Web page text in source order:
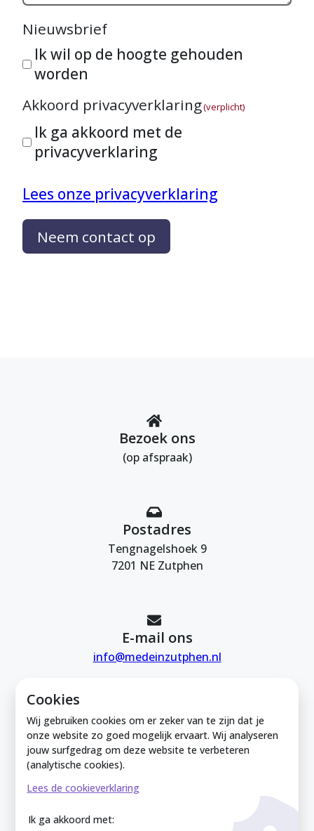
Cookies
Wij gebruiken cookies om er zeker van te zijn dat je
onze website zo goed mogelijk ervaart. Wij analyseren
jouw surfgedrag om deze website te verbeteren
(analytische cookies).
Lees de cookieverklaring
Ik ga akkoord met:
Nieuwsbrief
Ik wil op de hoogte gehouden
worden
Akkoord privacyverklaring(verplicht)
Ik ga akkoord met de
privacyverklaring
Lees onze privacyverklaring
Neem contact op
Bezoek ons
(op afspraak)
Postadres
Tengnagelshoek 9
7201 NE Zutphen
E-mail ons
info@medeinzutphen.nl
Mede in Zutphen is onderdeel van de
Zutphense Uitdaging. KVK Zutphense
Uitdaging: 08212926